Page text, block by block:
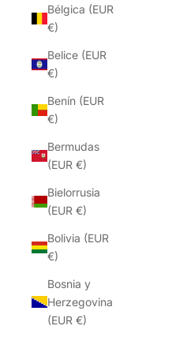
Bélgica (EUR
€)
Belice (EUR
€)
Benín (EUR
€)
Bermudas
(EUR €)
Bielorrusia
(EUR €)
Bolivia (EUR
€)
Bosnia y
Herzegovina
(EUR €)